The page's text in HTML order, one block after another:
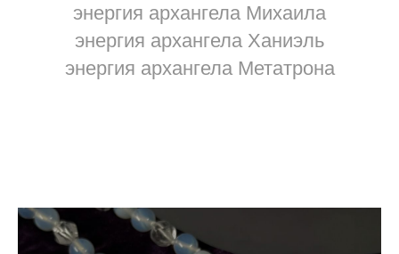
энергия архангела Михаила
энергия архангела Ханиэль
энергия архангела Метатрона